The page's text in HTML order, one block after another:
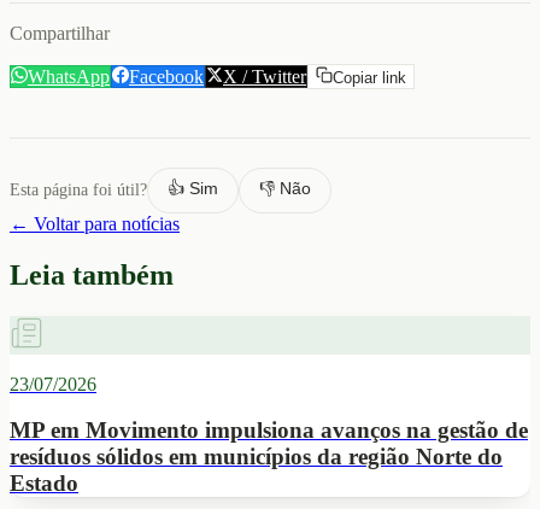
Compartilhar
WhatsApp Facebook X / Twitter Copiar link
Esta página foi útil? 👍 Sim 👎 Não
← Voltar para notícias
Leia também
23/07/2026
MP em Movimento impulsiona avanços na gestão de
resíduos sólidos em municípios da região Norte do
Estado